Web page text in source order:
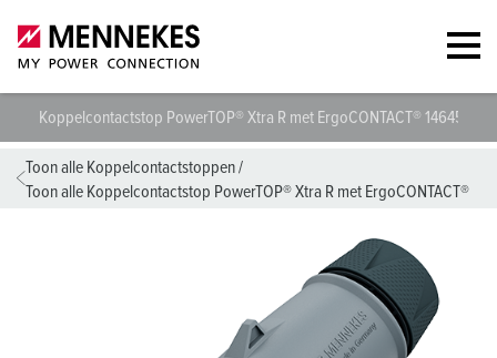
Koppelcontactstop PowerTOP® Xtra R met ErgoCONTACT® 14645
Toon alle Koppelcontactstoppen/
Toon alle Koppelcontactstop PowerTOP® Xtra R met ErgoCONTACT®